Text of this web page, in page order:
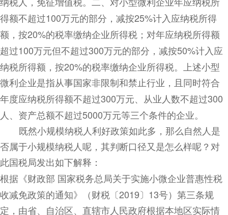
得额不超过100万元的部分，减按25%计入应纳税所得
额，按20%的税率缴纳企业所得税；对年应纳税所得额
超过100万元但不超过300万元的部分，减按50%计入应
纳税所得额，按20%的税率缴纳企业所得税。上述小型
微利企业是指从事国家非限制和禁止行业，且同时符合
年度应纳税所得额不超过300万元、从业人数不超过300
人、资产总额不超过5000万元等三个条件的企业。
既然小规模纳税人利好政策如此多，那么自然人是
否属于小规模纳税人呢，其判断口径又是怎么样呢？对
此国税局发出如下解释：
根据《财政部 国家税务总局关于实施小微企业普惠性税
收减免政策的通知》（财税〔2019〕 13号）第三条规
定，由省、自治区、直辖市人民政府根据本地区实际情